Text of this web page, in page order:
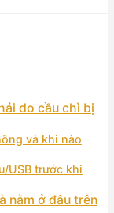
do cầu chì bị
và khi nào
USB trước khi
nằm ở đâu trên